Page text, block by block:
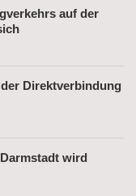
auf der
Direktverbindung
wird